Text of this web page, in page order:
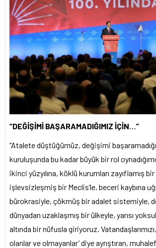
“DEĞİŞİMİ BAŞARAMADIĞIMIZ İÇİN…”
“Atalete düştüğümüz, değişimi
kuruluşunda bu kadar büyük bir rol
ikinci yüzyılına, köklü kurumları zayıflamış
işlevsizleşmiş bir Meclis’le, beceri kaybına
bürokrasiyle, çökmüş bir adalet sistemiyle,
dünyadan uzaklaşmış bir ülkeyle, yarısı
altında bir nüfusla giriyoruz.
olanlar ve olmayanlar’ diye ayrıştıran,